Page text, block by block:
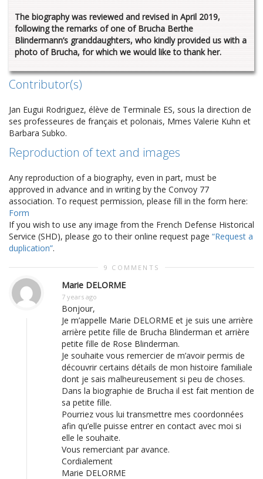
The biography was reviewed and revised in April 2019,
following the remarks of one of Brucha Berthe
Blindermann’s granddaughters, who kindly provided us with a
photo of Brucha, for which we would like to thank her.
Contributor(s)
Jan Eugui Rodriguez, élève de Terminale ES, sous la direction de
ses professeures de français et polonais, Mmes Valerie Kuhn et
Barbara Subko.
Reproduction of text and images
Any reproduction of a biography, even in part, must be
approved in advance and in writing by the Convoy 77
association. To request permission, please fill in the form here:
Form
If you wish to use any image from the French Defense Historical
Service (SHD), please go to their online request page “Request a
duplication”.
9 COMMENTS
Marie DELORME
7 years ago
Bonjour,
Je m’appelle Marie DELORME et je suis une arrière
arrière petite fille de Brucha Blinderman et arrière
petite fille de Rose Blinderman.
Je souhaite vous remercier de m’avoir permis de
découvrir certains détails de mon histoire familiale
dont je sais malheureusement si peu de choses.
Dans la biographie de Brucha il est fait mention de
sa petite fille.
Pourriez vous lui transmettre mes coordonnées
afin qu’elle puisse entrer en contact avec moi si
elle le souhaite.
Vous remerciant par avance.
Cordialement
Marie DELORME